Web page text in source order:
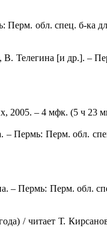
обл. спец. б-ка
Телегина [и др.]. –
– 4 мфк. (5 ч 23
Пермь: Перм. обл.
– Пермь: Перм. обл.
/ читает Т.